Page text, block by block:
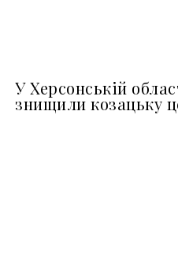
У Херсонській
знищили козацьку